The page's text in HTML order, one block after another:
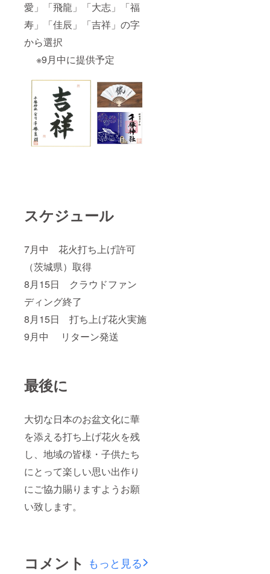
愛」「飛龍」「大志」「福
寿」「佳辰」「吉祥」の字
から選択
※9月中に提供予定
スケジュール
7月中 花火打ち上げ許可
（茨城県）取得
8月15日 クラウドファン
ディング終了
8月15日 打ち上げ花火実施
9月中 リターン発送
最後に
大切な日本のお盆文化に華
を添える打ち上げ花火を残
し、地域の皆様・子供たち
にとって楽しい思い出作り
にご協力賜りますようお願
い致します。
コメント もっと見る